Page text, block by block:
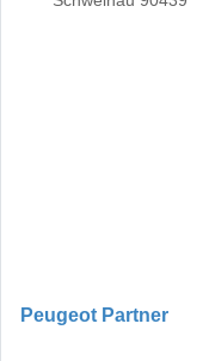
Peugeot Partner